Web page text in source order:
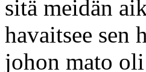
sitä meidän
havaitsee sen
johon mato